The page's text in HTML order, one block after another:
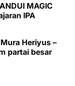
MAGIC
IPA
Heriyus –
partai besar